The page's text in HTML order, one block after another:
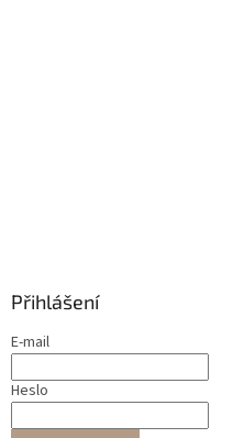
Přihlášení
E-mail
Heslo